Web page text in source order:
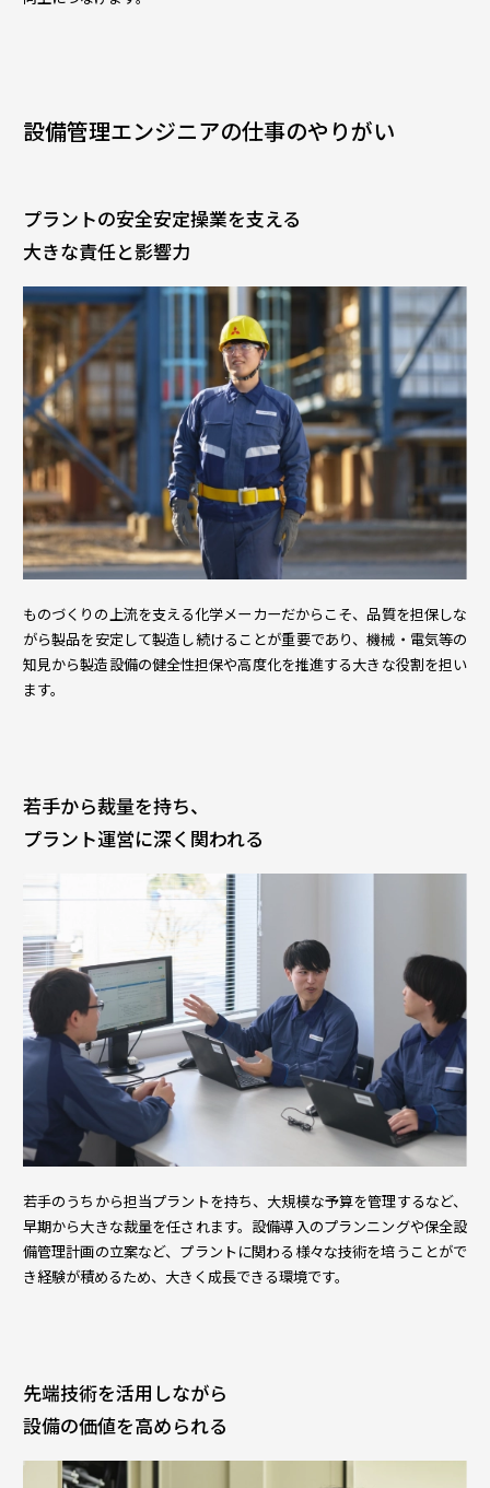
設備管理エンジニアの仕事のやりがい
プラントの安全安定操業を支える
大きな責任と影響力
ものづくりの上流を支える化学メーカーだからこそ、品質を担保しな
がら製品を安定して製造し続けることが重要であり、機械・電気等の
知見から製造設備の健全性担保や高度化を推進する大きな役割を担い
ます。
若手から裁量を持ち、
プラント運営に深く関われる
若手のうちから担当プラントを持ち、大規模な予算を管理するなど、
早期から大きな裁量を任されます。設備導入のプランニングや保全設
備管理計画の立案など、プラントに関わる様々な技術を培うことがで
き経験が積めるため、大きく成長できる環境です。
先端技術を活用しながら
設備の価値を高められる